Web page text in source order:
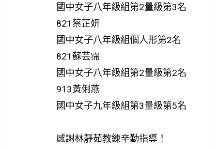
國中女子八年級組第2量級第3名
821蔡芷妍
國中女子八年級組個人形第2名
821蘇芸霈
國中女子八年級組第2量級第2名
913黃俐燕
國中女子九年級組第3量級第5名
感謝林靜茹教練辛勤指導！